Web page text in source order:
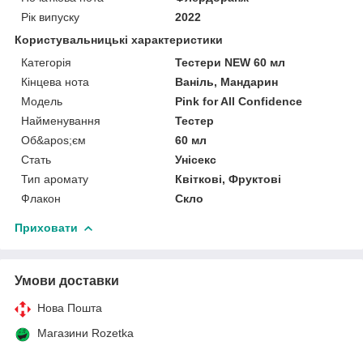
Рік випуску
2022
Користувальницькі характеристики
Категорія
Тестери NEW 60 мл
Кінцева нота
Ваніль, Мандарин
Мoдель
Pink for All Confidence
Найменування
Тестер
Об&apos;єм
60 мл
Стать
Унісекс
Тип аромату
Квіткові, Фруктові
Флакон
Скло
Приховати
Умови доставки
Нова Пошта
Магазини Rozetka